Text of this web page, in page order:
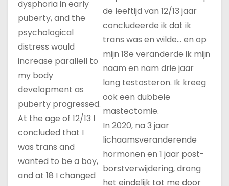
dysphoria in early
puberty, and the
psychological
distress would
increase parallell to
my body
development as
puberty progressed.
At the age of 12/13 I
concluded that I
was trans and
wanted to be a boy,
and at 18 I changed
de leeftijd van 12/13 jaar
concludeerde ik dat ik
trans was en wilde… en op
mijn 18e veranderde ik mijn
naam en nam drie jaar
lang testosteron. Ik kreeg
ook een dubbele
mastectomie.
In 2020, na 3 jaar
lichaamsveranderende
hormonen en 1 jaar post-
borstverwijdering, drong
het eindelijk tot me door